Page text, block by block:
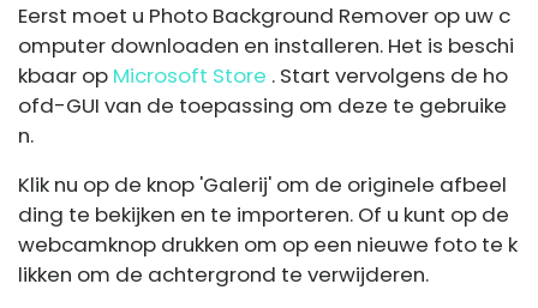
Eerst moet u Photo Background Remover op uw c
omputer downloaden en installeren. Het is beschi
kbaar op Microsoft Store . Start vervolgens de ho
ofd-GUI van de toepassing om deze te gebruike
n.
Klik nu op de knop 'Galerij' om de originele afbeel
ding te bekijken en te importeren. Of u kunt op de
webcamknop drukken om op een nieuwe foto te k
likken om de achtergrond te verwijderen.